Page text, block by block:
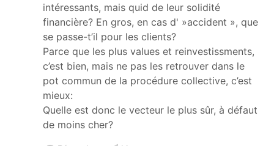
intéressants, mais quid de leur solidité
financière? En gros, en cas d' »accident », que
se passe-t’il pour les clients?
Parce que les plus values et reinvestissments,
c’est bien, mais ne pas les retrouver dans le
pot commun de la procédure collective, c’est
mieux:
Quelle est donc le vecteur le plus sûr, à défaut
de moins cher?